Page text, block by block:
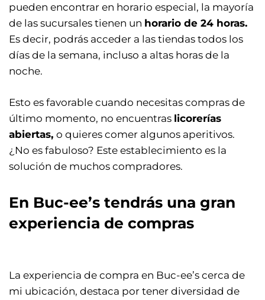
pueden encontrar en horario especial, la mayoría
de las sucursales tienen un horario de 24 horas.
Es decir, podrás acceder a las tiendas todos los
días de la semana, incluso a altas horas de la
noche.
Esto es favorable cuando necesitas compras de
último momento, no encuentras licorerías
abiertas, o quieres comer algunos aperitivos.
¿No es fabuloso? Este establecimiento es la
solución de muchos compradores.
En Buc-ee’s tendrás una gran
experiencia de compras
La experiencia de compra en Buc-ee’s cerca de
mi ubicación, destaca por tener diversidad de